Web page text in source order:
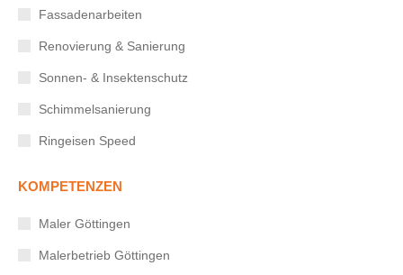
Fassadenarbeiten
Renovierung & Sanierung
Sonnen- & Insektenschutz
Schimmelsanierung
Ringeisen Speed
KOMPETENZEN
Maler Göttingen
Malerbetrieb Göttingen